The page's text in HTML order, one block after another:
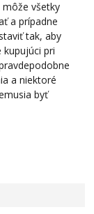
všetky
a prípadne
tak, aby
kupujúci pri
a niektoré
byť